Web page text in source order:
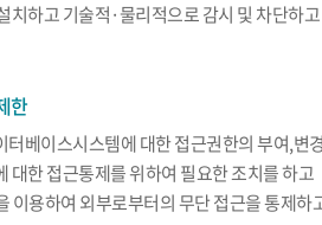
치하고 기술적·물리적으로 감시 및 차단하고
한
터베이스시스템에 대한 접근권한의 부여,변
대한 접근통제를 위하여 필요한 조치를 하고
이용하여 외부로부터의 무단 접근을 통제하